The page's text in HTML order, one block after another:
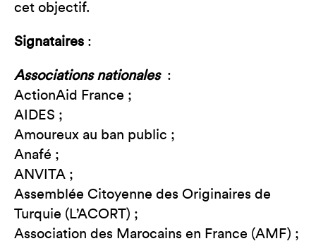
cet objectif.
Signataires :
Associations nationales :
ActionAid France ;
AIDES ;
Amoureux au ban public ;
Anafé ;
ANVITA ;
Assemblée Citoyenne des Originaires de
Turquie (L’ACORT) ;
Association des Marocains en France (AMF) ;